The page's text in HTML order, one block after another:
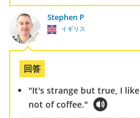
Stephen P
イギリス
回答
"It's strange but true, I
not of coffee."